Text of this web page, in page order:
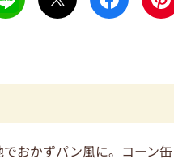
おかずパン風に。コーン缶